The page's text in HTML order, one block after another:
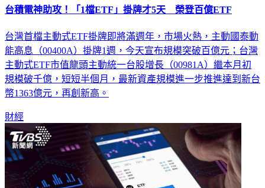
台積電神助攻！「1檔ETF」掛牌才5天 榮登百億ETF
台灣首檔主動式ETF掛牌即將滿週年，市場火熱，主動國泰動
能高息（00400A）掛牌1週，今天宣布規模突破百億元；台灣
主動式ETF市值龍頭主動統一台股增長（00981A）繼本月初
規模破千億，短短半個月，最新資產規模進一步推進達到新台
幣1363億元，再創新高。
財經